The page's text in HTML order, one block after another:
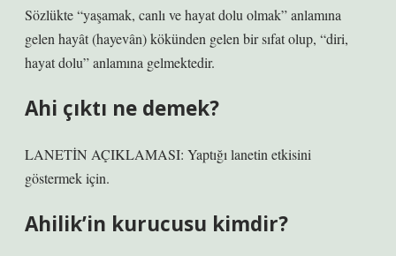
Sözlükte “yaşamak, canlı ve hayat dolu olmak” anlamına
gelen hayât (hayevân) kökünden gelen bir sıfat olup, “diri,
hayat dolu” anlamına gelmektedir.
Ahi çıktı ne demek?
LANETİN AÇIKLAMASI: Yaptığı lanetin etkisini
göstermek için.
Ahilik’in kurucusu kimdir?